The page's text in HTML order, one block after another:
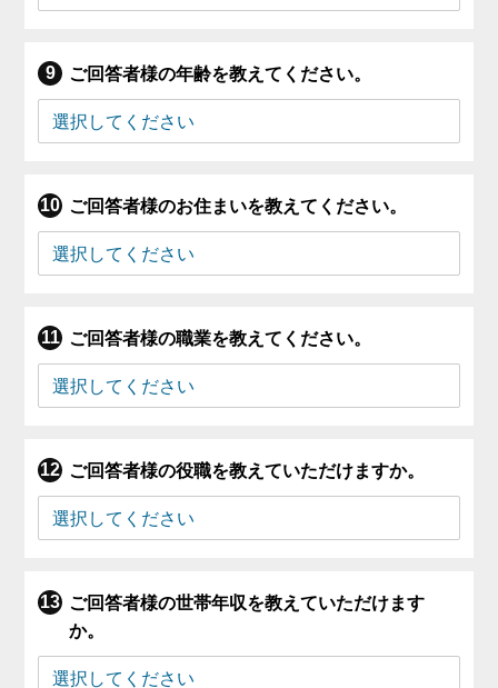
ご回答者様の年齢を教えてください。
ご回答者様のお住まいを教えてください。
ご回答者様の職業を教えてください。
ご回答者様の役職を教えていただけますか。
ご回答者様の世帯年収を教えていただけます
か。